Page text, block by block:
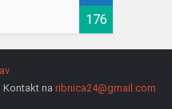
176
Kontakt na ribnica24@gmail.com